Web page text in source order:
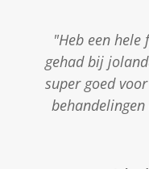
"Heb een
gehad bij
super goed